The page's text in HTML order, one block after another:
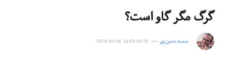
گرگ مگر گاو است؟
سعید متین‌پور 27-10-1403 16-01-2025